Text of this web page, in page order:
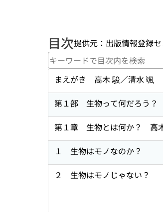
目次提供元：出版情報登録セ
まえがき 高木 駿／清水 颯
第１部 生物って何だろう？
第１章 生物とは何か？ 高
１ 生物はモノなのか？
２ 生物はモノじゃない？